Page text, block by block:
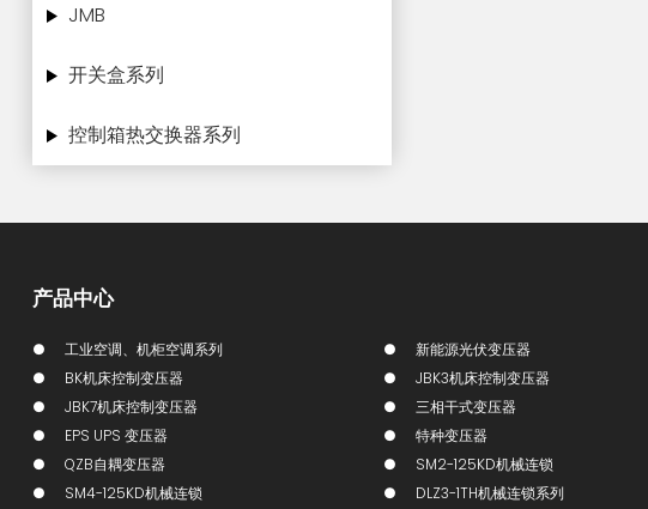
JMB
开关盒系列
控制箱热交换器系列
产品中心
工业空调、机柜空调系列 新能源光伏变压器
BK机床控制变压器
JBK3机床控制变压器
JBK7机床控制变压器
三相干式变压器
EPS UPS 变压器
特种变压器
QZB自耦变压器
SM2-125KD机械连锁
SM4-125KD机械连锁
DLZ3-1TH机械连锁系列